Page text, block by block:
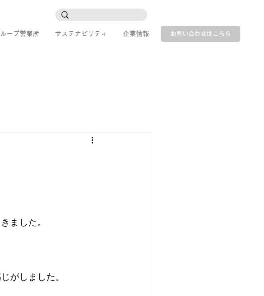
ープ営業所 サステナビリティ 企業情報 お問い合わせはこちら
ました。
がしました。